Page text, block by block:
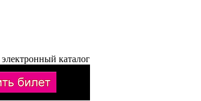
электронный каталог